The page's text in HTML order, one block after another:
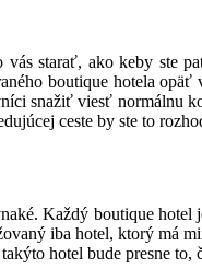
vás starať, ako keby ste
boutique hotela opäť
snažiť viesť normálnu
ceste by ste to
Každý boutique
iba hotel, ktorý má
hotel bude presne to,